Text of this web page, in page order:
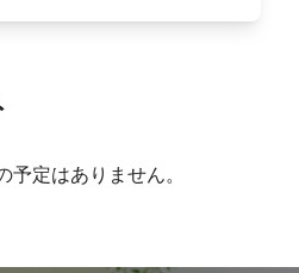
予定はありません。